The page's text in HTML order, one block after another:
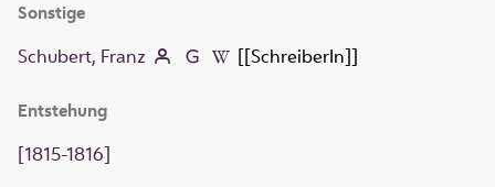
Sonstige
Schubert, Franz [[SchreiberIn]]
Entstehung
[1815-1816]